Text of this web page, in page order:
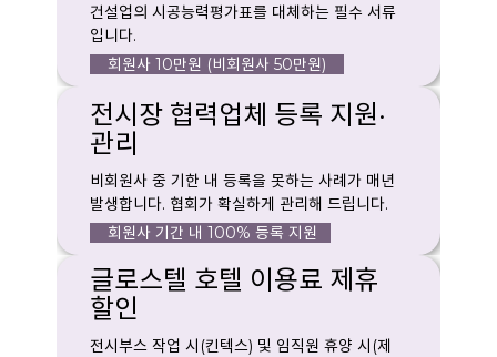
건설업의 시공능력평가표를 대체하는 필수 서류
입니다.
회원사 10만원 (비회원사 50만원)
전시장 협력업체 등록 지원·
관리
비회원사 중 기한 내 등록을 못하는 사례가 매년
발생합니다. 협회가 확실하게 관리해 드립니다.
회원사 기간 내 100% 등록 지원
글로스텔 호텔 이용료 제휴
할인
전시부스 작업 시(킨텍스) 및 임직원 휴양 시(제